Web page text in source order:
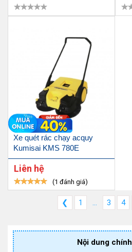
Xe quét rác chạy acquy
Kumisai KMS 780E
Liên hệ
(1 đánh giá)
❮ 1 ... 3 4
Nội dung chính